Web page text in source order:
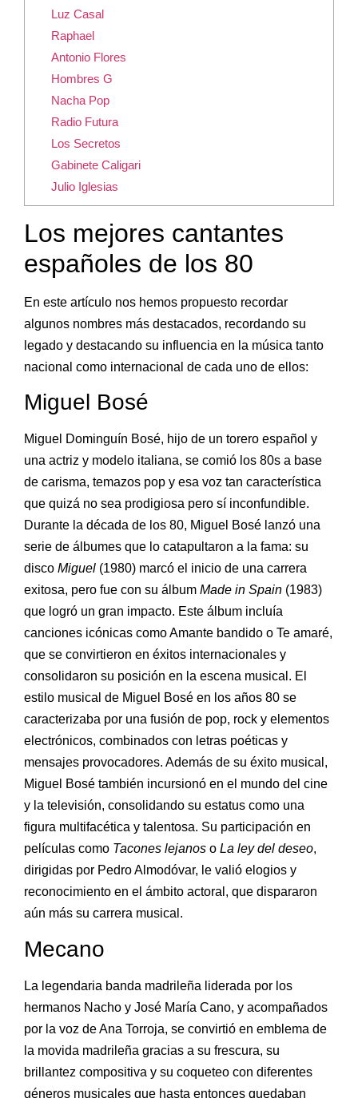
Luz Casal
Raphael
Antonio Flores
Hombres G
Nacha Pop
Radio Futura
Los Secretos
Gabinete Caligari
Julio Iglesias
Los mejores cantantes
españoles de los 80
En este artículo nos hemos propuesto recordar
algunos nombres más destacados, recordando su
legado y destacando su influencia en la música tanto
nacional como internacional de cada uno de ellos:
Miguel Bosé
Miguel Dominguín Bosé, hijo de un torero español y
una actriz y modelo italiana,​ se comió los 80s a base
de carisma, temazos pop y esa voz tan característica
que quizá no sea prodigiosa pero sí inconfundible.
Durante la década de los 80, Miguel Bosé lanzó una
serie de álbumes que lo catapultaron a la fama: su
disco Miguel (1980) marcó el inicio de una carrera
exitosa, pero fue con su álbum Made in Spain (1983)
que logró un gran impacto. Este álbum incluía
canciones icónicas como Amante bandido o Te amaré,
que se convirtieron en éxitos internacionales y
consolidaron su posición en la escena musical. El
estilo musical de Miguel Bosé en los años 80 se
caracterizaba por una fusión de pop, rock y elementos
electrónicos, combinados con letras poéticas y
mensajes provocadores. Además de su éxito musical,
Miguel Bosé también incursionó en el mundo del cine
y la televisión, consolidando su estatus como una
figura multifacética y talentosa. Su participación en
películas como Tacones lejanos o La ley del deseo,
dirigidas por Pedro Almodóvar, le valió elogios y
reconocimiento en el ámbito actoral, que dispararon
aún más su carrera musical.
Mecano
La legendaria banda madrileña liderada por los
hermanos Nacho y José María Cano, y acompañados
por la voz de Ana Torroja, se convirtió en emblema de
la movida madrileña gracias a su frescura, su
brillantez compositiva y su coqueteo con diferentes
géneros musicales que hasta entonces quedaban